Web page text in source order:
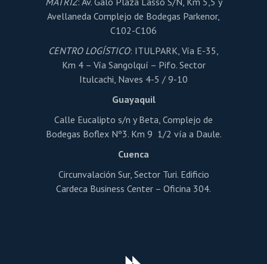
producto
Avellaneda Complejo de Bodegas Parkenor,
C102-C106
CENTRO LOGÍSTICO: ITULPARK, Vía E-35,
Km 4 – Vía Sangolquí – Pifo. Sector
Itulcachi, Naves 4-5 / 9-10
Guayaquil
Calle Eucalipto s/n y Beta, Complejo de
Bodegas Boflex Nº3. Km 9 1/2 vía a Daule.
Cuenca
Circunvalación Sur, Sector Turi. Edificio
Cardeca Business Center – Oficina 304.